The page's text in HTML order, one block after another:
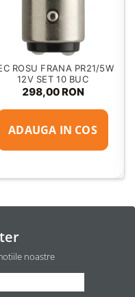
ROSU FRANA PR21/5W
12V SET 10 BUC
298,00 RON
ADAUGA IN COS
noastre